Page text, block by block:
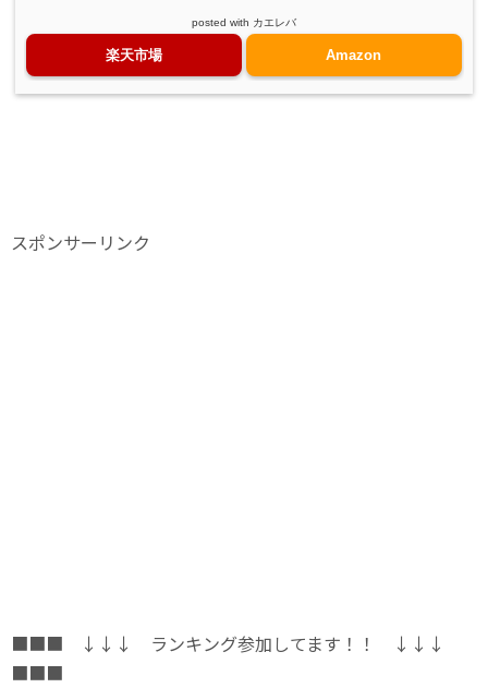
posted with カエレバ
楽天市場 Amazon
スポンサーリンク
■■■ ↓↓↓ ランキング参加してます！！ ↓↓↓
■■■